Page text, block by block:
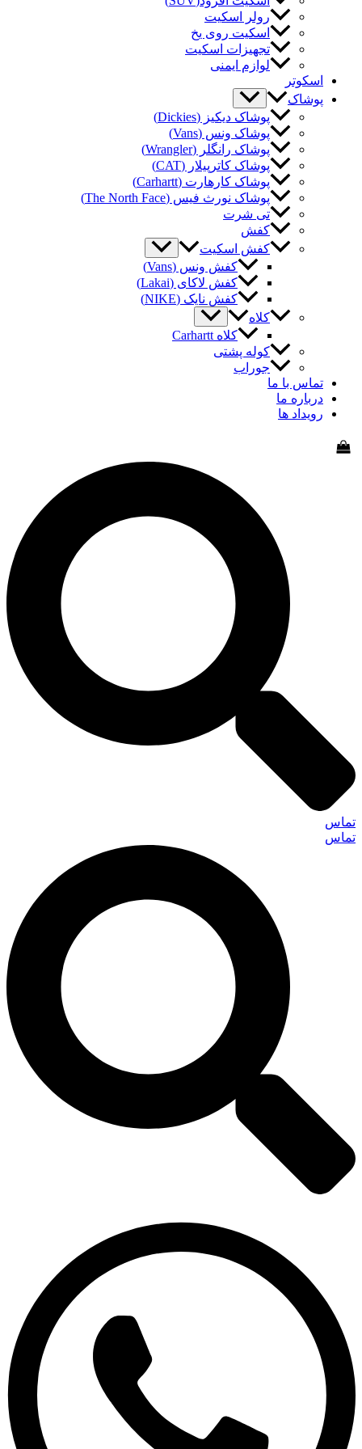
رولر اسکیت
اسکیت روی یخ
تجهیزات اسکیت
لوازم ایمنی
پوشاک دیکیز (Dickies)
پوشاک ونس (Vans)
پوشاک رانگلر (Wrangler)
پوشاک کاترپیلار (CAT)
پوشاک کارهارت (Carhartt)
پوشاک نورث فیس (The North Face)
تی شرت
کفش
کفش اسکیت
کفش ونس (Vans)
کفش لاکای (Lakai)
کفش نایک (NIKE)
کلاه
کلاه Carhartt
کوله پشتی
جوراب
با ما
ما
ها